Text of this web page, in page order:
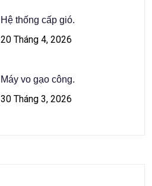
Hệ thống cấp gió.
20 Tháng 4, 2026
Máy vo gạo công.
30 Tháng 3, 2026